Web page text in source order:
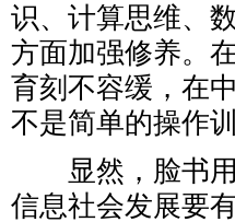
识、计算思维、
方面加强修养。
育刻不容缓，在
不是简单的操作训
显然，脸书用
信息社会发展要